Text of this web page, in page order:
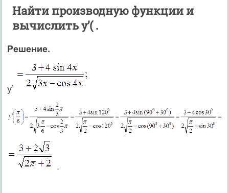
Найти производную функции и
вычислить y’( .
Решение.
y’
.